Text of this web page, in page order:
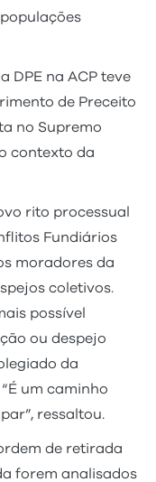
DPE na ACP teve
de Preceito
no Supremo
contexto da
rito processual
Fundiários
moradores da
coletivos.
possível
ou despejo
da
um caminho
ressaltou.
de retirada
forem analisados